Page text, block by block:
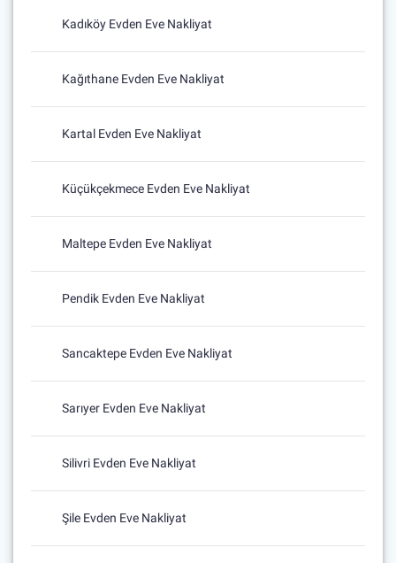
Kadıköy Evden Eve Nakliyat
Kağıthane Evden Eve Nakliyat
Kartal Evden Eve Nakliyat
Küçükçekmece Evden Eve Nakliyat
Maltepe Evden Eve Nakliyat
Pendik Evden Eve Nakliyat
Sancaktepe Evden Eve Nakliyat
Sarıyer Evden Eve Nakliyat
Silivri Evden Eve Nakliyat
Şile Evden Eve Nakliyat